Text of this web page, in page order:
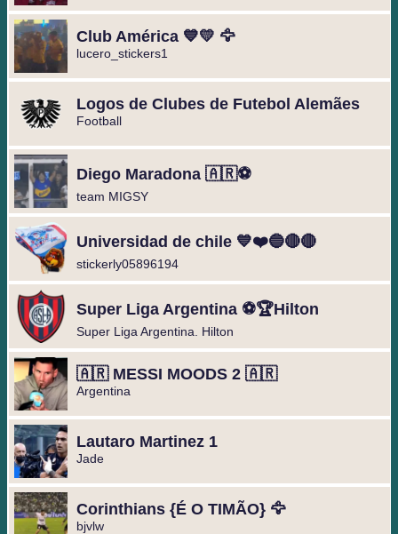
Club América 💙💛 🦅
lucero_stickers1
Logos de Clubes de Futebol Alemães
Football
Diego Maradona 🇦🇷⚽️
team MIGSY
Universidad de chile 💙❤️🔵🔴🔴
stickerly05896194
Super Liga Argentina ⚽🏆Hilton
Super Liga Argentina. Hilton
🇦🇷 MESSI MOODS 2 🇦🇷
Argentina
Lautaro Martinez 1
Jade
Corinthians {É O TIMÃO} 🦅
bjvlw